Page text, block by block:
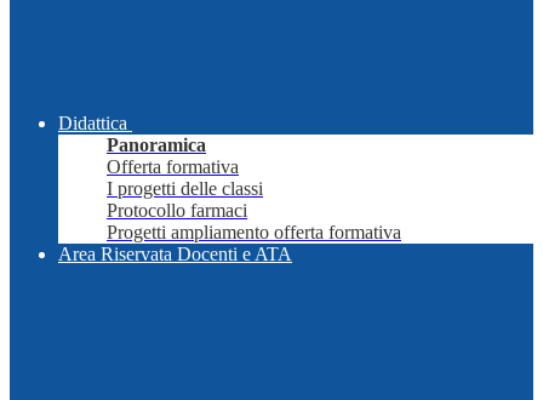
Didattica
Panoramica
Offerta formativa
I progetti delle classi
Protocollo farmaci
Progetti ampliamento offerta formativa
Area Riservata Docenti e ATA